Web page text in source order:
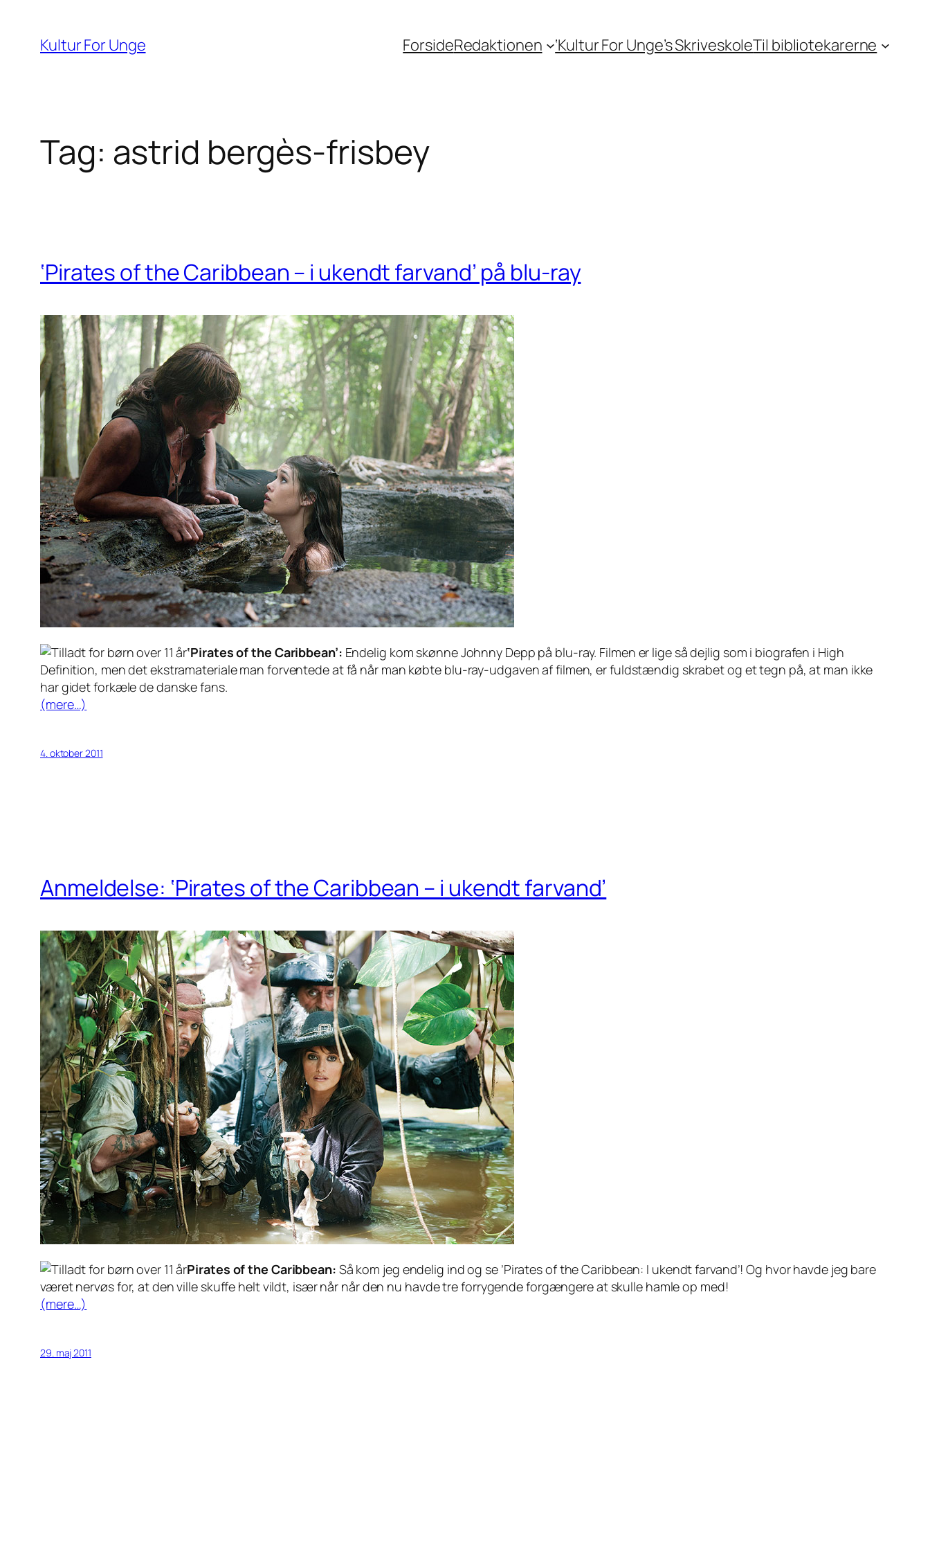
indhold
Kultur For Unge ForsideRedaktionen ‘Kultur For Unge’s SkriveskoleTil bibliotekarerne
Tag: astrid bergès-frisbey
‘Pirates of the Caribbean – i ukendt farvand’ på blu-ray
‘Pirates of the Caribbean’: Endelig kom skønne Johnny Depp på blu-ray. Filmen er lige så dejlig som i biografen i High
Definition, men det ekstramateriale man forventede at få når man købte blu-ray-udgaven af filmen, er fuldstændig skrabet og et tegn på, at man ikke
har gidet forkæle de danske fans.
(mere…)
4. oktober 2011
Anmeldelse: ‘Pirates of the Caribbean – i ukendt farvand’
Pirates of the Caribbean: Så kom jeg endelig ind og se ’Pirates of the Caribbean: I ukendt farvand’! Og hvor havde jeg bare
været nervøs for, at den ville skuffe helt vildt, især når når den nu havde tre forrygende forgængere at skulle hamle op med!
(mere…)
29. maj 2011